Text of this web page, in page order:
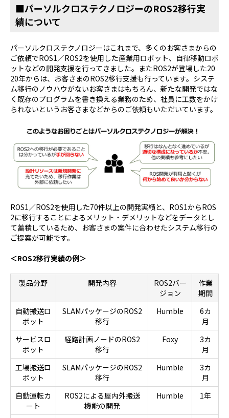
■パーソルクロステクノロジーのROS2移行実
績について
パーソルクロステクノロジーはこれまで、多くのお客さまからの
ご依頼でROS1／ROS2を使用した産業用ロボット、自律移動ロボ
ットなどの開発支援を行ってきました。またROS2が登場した20
20年からは、お客さまのROS2移行支援も行っています。システ
ム移行のノウハウがないお客さまはもちろん、新たな開発ではな
く既存のプログラムを書き換える業務のため、社員に工数をかけ
られないというお客さまなどからのご依頼もいただいています。
ROS1／ROS2を使用した70件以上の開発実績と、ROS1からROS
2に移行することによるメリット・デメリットなどをデータとし
て蓄積しているため、お客さまの案件に合わせたシステム移行の
ご提案が可能です。
＜ROS2移行実績の例＞
製品分野 開発内容
ROS2バー
ジョン
作業
期間
自動搬送ロ
ボット
SLAMパッケージのROS2
移行
Humble
6カ
月
サービスロ
ボット
経路計画ノードのROS2
移行
Foxy
3カ
月
工場搬送ロ
ボット
SLAMパッケージのROS2
移行
Humble
3カ
月
自動運転カ
ート
ROS2による屋内外搬送
機能の開発
Humble 1年